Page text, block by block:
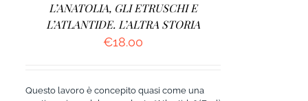
L’ANATOLIA, GLI ETRUSCHI E
L’ATLANTIDE. L’ALTRA STORIA
€18.00
Questo lavoro è concepito quasi come una